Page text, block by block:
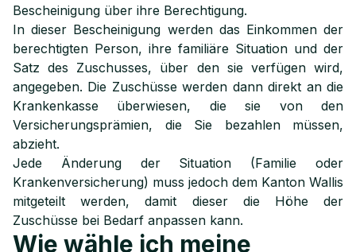
Bescheinigung über ihre Berechtigung.
In dieser Bescheinigung werden das Einkommen der
berechtigten Person, ihre familiäre Situation und der
Satz des Zuschusses, über den sie verfügen wird,
angegeben. Die Zuschüsse werden dann direkt an die
Krankenkasse überwiesen, die sie von den
Versicherungsprämien, die Sie bezahlen müssen,
abzieht.
Jede Änderung der Situation (Familie oder
Krankenversicherung) muss jedoch dem Kanton Wallis
mitgeteilt werden, damit dieser die Höhe der
Zuschüsse bei Bedarf anpassen kann.
Wie wähle ich meine